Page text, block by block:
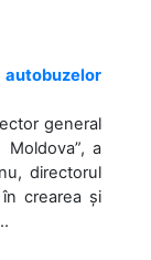
autobuzelor
general
a
directorul
în crearea și